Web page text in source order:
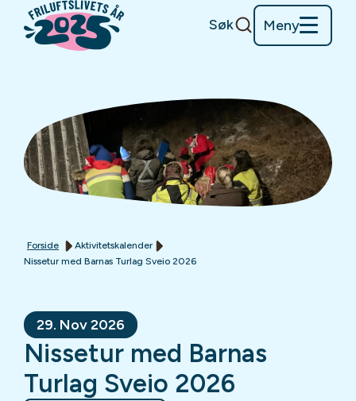
Søk Meny
Forside
Aktivitetskalender
Nissetur med Barnas Turlag Sveio 2026
29. Nov 2026
Nissetur med Barnas
Turlag Sveio 2026